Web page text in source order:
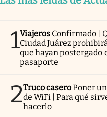
1Viajeros Confirmado |
Ciudad Juárez
que hayan postergado
pasaporte
2Truco caseroPoner
de WiFi | Para qué
hacerlo